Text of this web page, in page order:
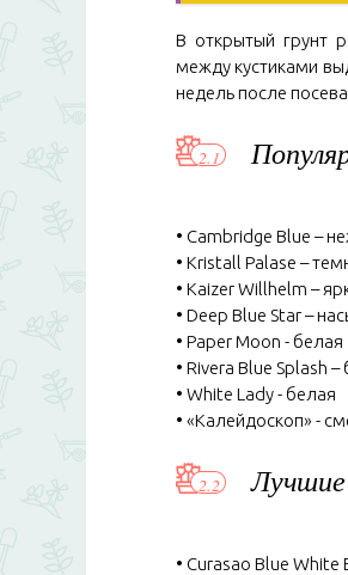
В открытый грунт
между кустиками
недель после
• Cambridge Blue –
• Kristall Palase –
• Kaizer Willhelm –
• Deep Blue Star –
• Paper Moon - белая
• Rivera Blue Splash
• White Lady - белая
• «Калейдоскоп» -
Лучшие
• Curasao Blue White